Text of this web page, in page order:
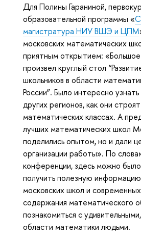
Для Полины Гараниной,
образовательной программы «
магистратура НИУ ВШЭ и ЦПМ
московских математических
приятным открытием: «Большое
произвел круглый стол
школьников в области
России”. Было интересно
других регионов, как они
математических классах. А
лучших математических школ
поделились опытом, но и дали
организации работы». По
конференции, здесь можно
получить полезную
московских школ и
содержания математического
познакомиться с
области математики людьми.